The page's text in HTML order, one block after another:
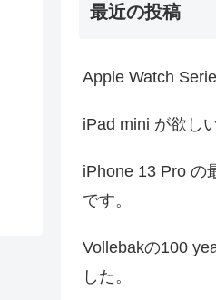
最近の投稿
Apple Watch
iPad mini が欲し
iPhone 13 Pro の
です。
Vollebakの100
した。